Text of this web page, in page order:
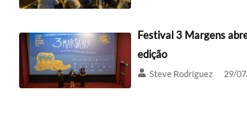
Festival 3 Margens
edição
Steve Rodríguez 29/